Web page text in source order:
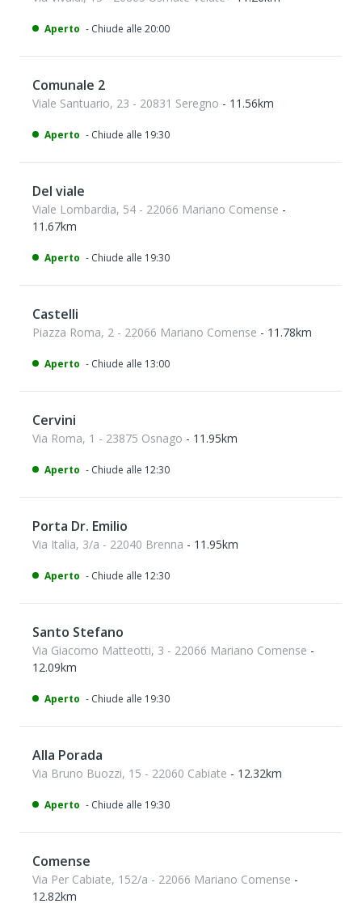
Aperto - Chiude alle 20:00
Comunale 2
Viale Santuario, 23 - 20831 Seregno - 11.56km
Aperto - Chiude alle 19:30
Del viale
Viale Lombardia, 54 - 22066 Mariano Comense -
11.67km
Aperto - Chiude alle 19:30
Castelli
Piazza Roma, 2 - 22066 Mariano Comense - 11.78km
Aperto - Chiude alle 13:00
Cervini
Via Roma, 1 - 23875 Osnago - 11.95km
Aperto - Chiude alle 12:30
Porta Dr. Emilio
Via Italia, 3/a - 22040 Brenna - 11.95km
Aperto - Chiude alle 12:30
Santo Stefano
Via Giacomo Matteotti, 3 - 22066 Mariano Comense -
12.09km
Aperto - Chiude alle 19:30
Alla Porada
Via Bruno Buozzi, 15 - 22060 Cabiate - 12.32km
Aperto - Chiude alle 19:30
Comense
Via Per Cabiate, 152/a - 22066 Mariano Comense -
12.82km